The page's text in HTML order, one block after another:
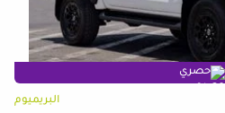
حصري
البريميوم